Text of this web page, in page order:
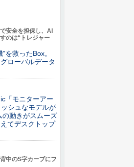
安全を担保し、AI
のは“トレジャー
を救ったBox。
ローバルデータ
「モニターアー
シュなモデルが
の動きがスムーズ
てデスクトップ
中のS字カーブにフ